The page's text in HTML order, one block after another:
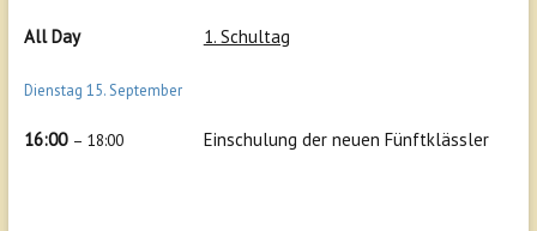
All Day 1. Schultag
Dienstag 15.September
16:00 – 18:00 Einschulung der neuen Fünftklässler